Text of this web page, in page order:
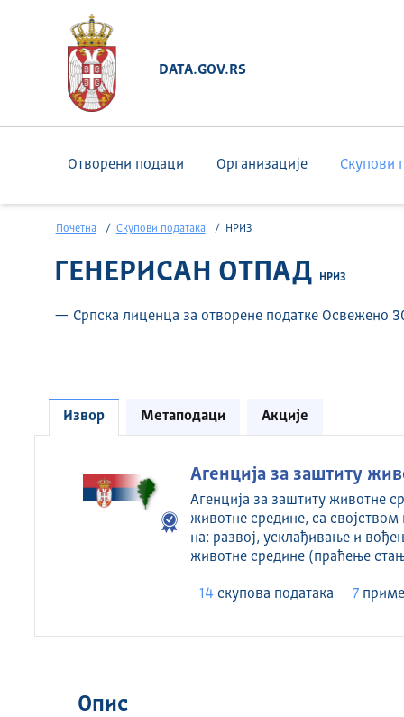
DATA.GOV.RS
Отворени подаци Организације Скупови
Почетна Скупови података НРИЗ
ГЕНЕРИСАН ОТПАД НРИЗ
— Српска лиценца за отворене податке Освежено
Извор Метаподаци Акције
Агенција за заштиту
Агенција за заштиту животне
животне средине, са
на: развој, усклађивање и
животне средине (праћење
14 скуповa података 7
Опис